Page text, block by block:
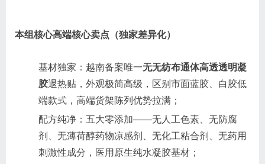
本组核心高端核心卖点（独家差异化）
基材独家：越南备案唯一无无纺布通体高透透明凝
胶退热贴，外观极简高级，区别市面蓝胶、白胶低
端款式，高端货架陈列优势拉满；
配方纯净：五大零添加——无人工色素、无防腐
剂、无薄荷醇药物凉感剂、无化工粘合剂、无药用
刺激性成分，医用原生纯水凝胶基材；